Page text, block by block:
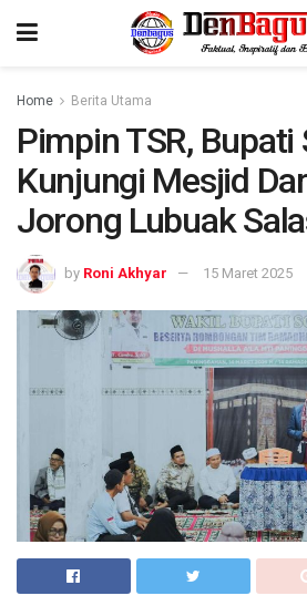
Home Berita Utama
Pimpin TSR, Bupati
Kunjungi Mesjid
Jorong Lubuak
by Roni Akhyar 15 Maret 2025